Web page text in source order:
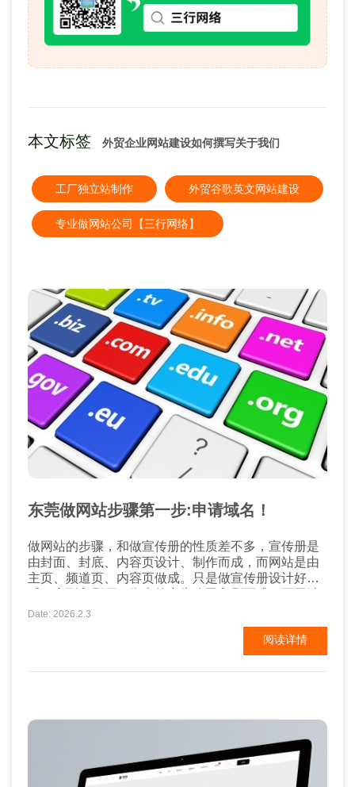
本文标签 外贸企业网站建设如何撰写关于我们
工厂独立站制作 外贸谷歌英文网站建设
专业做网站公司【三行网络】
东莞做网站步骤第一步:申请域名！
做网站的步骤，和做宣传册的性质差不多，宣传册是
由封面、封底、内容页设计、制作而成，而网站是由
主页、频道页、内容页做成。只是做宣传册设计好之
制作、设计之后，申请域名、购买空间，发布到指定
的ip上去。做网站和做宣传册的步骤、流程差不多。
下面关于做网站的步骤，我从零开始做网站为您一一
的门牌号码、办公地址。如...
Date: 2026.2.3
阅读详情